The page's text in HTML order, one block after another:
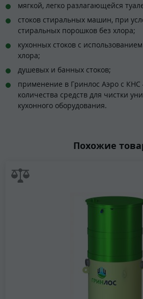
мягкой, легко разлагающейся
стоков стиральных машин, при
стиральных порошков без хлора;
кухонных стоков с
хлора;
душевых и банных стоков;
применение в Гринлос Аэро с
количества средств для чистки
кухонного оборудования.
Похожие